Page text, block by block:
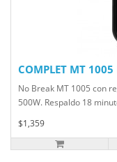
COMPLET MT
No Break MT 1005 con
500W. Respaldo 18
$1,359